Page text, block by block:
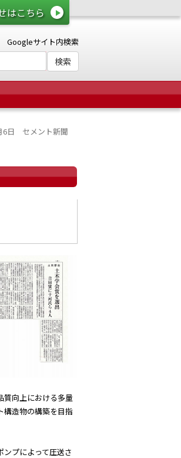
はこちら
Googleサイト内検索
6日 セメント新聞
質向上における多量
構造物の構築を目指
プによって圧送さ